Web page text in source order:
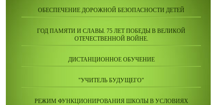
ОБЕСПЕЧЕНИЕ ДОРОЖНОЙ БЕЗОПАСНОСТИ ДЕТЕЙ
ГОД ПАМЯТИ И СЛАВЫ. 75 ЛЕТ ПОБЕДЫ В ВЕЛИКОЙ
ОТЕЧЕСТВЕННОЙ ВОЙНЕ.
ДИСТАНЦИОННОЕ ОБУЧЕНИЕ
"УЧИТЕЛЬ БУДУЩЕГО"
РЕЖИМ ФУНКЦИОНИРОВАНИЯ ШКОЛЫ В УСЛОВИЯХ